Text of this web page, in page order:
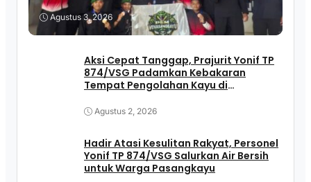
Agustus 3, 2026
Aksi Cepat Tanggap, Prajurit Yonif TP
874/VSG Padamkan Kebakaran
Tempat Pengolahan Kayu di
Agustus 2, 2026
Hadir Atasi Kesulitan Rakyat, Personel
Yonif TP 874/VSG Salurkan Air Bersih
untuk Warga Pasangkayu